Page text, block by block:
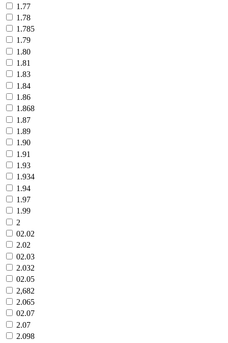
1.77
1.78
1.785
1.79
1.80
1.81
1.83
1.84
1.86
1.868
1.87
1.89
1.90
1.91
1.93
1.934
1.94
1.97
1.99
2
02.02
2.02
02.03
2.032
02.05
2,682
2.065
02.07
2.07
2.098